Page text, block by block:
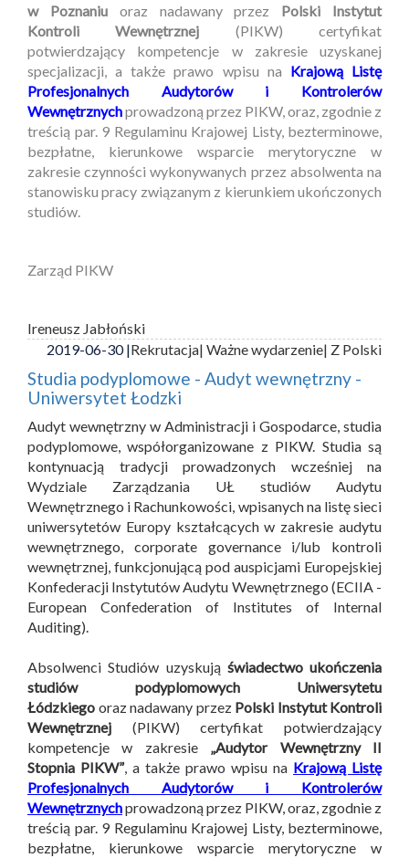
w Poznaniuoraz nadawany przez Polski Instytut
Kontroli Wewnętrznej (PIKW) certyfikat
potwierdzający kompetencje w zakresie uzyskanej
specjalizacji, a także prawo wpisu na Krajową Listę
Profesjonalnych Audytorów i Kontrolerów
Wewnętrznychprowadzoną przez PIKW, oraz, zgodnie z
treścią par. 9 Regulaminu Krajowej Listy, bezterminowe,
bezpłatne, kierunkowe wsparcie merytoryczne w
zakresie czynności wykonywanych przez absolwenta na
stanowisku pracy związanym z kierunkiem ukończonych
studiów.
Zarząd PIKW
Ireneusz Jabłoński
2019-06-30 |Rekrutacja| Ważne wydarzenie| Z Polski
Studia podyplomowe - Audyt wewnętrzny -
Uniwersytet Łodzki
Audyt wewnętrzny w Administracji i Gospodarce, studia
podyplomowe, współorganizowane z PIKW. Studia są
kontynuacją tradycji prowadzonych wcześniej na
Wydziale Zarządzania UŁ studiów Audytu
Wewnętrznego i Rachunkowości, wpisanych na listę sieci
uniwersytetów Europy kształcących w zakresie audytu
wewnętrznego, corporate governance i/lub kontroli
wewnętrznej, funkcjonującą pod auspicjami Europejskiej
Konfederacji Instytutów Audytu Wewnętrznego (ECIIA -
European Confederation of Institutes of Internal
Auditing).
Absolwenci Studiów uzyskują świadectwo ukończenia
studiów podyplomowych Uniwersytetu
Łódzkiego oraz nadawany przez Polski Instytut Kontroli
Wewnętrznej (PIKW) certyfikat potwierdzający
kompetencje w zakresie „Audytor Wewnętrzny II
Stopnia PIKW”, a także prawo wpisu na Krajową Listę
Profesjonalnych Audytorów i Kontrolerów
Wewnętrznychprowadzoną przez PIKW, oraz, zgodnie z
treścią par. 9 Regulaminu Krajowej Listy, bezterminowe,
bezpłatne, kierunkowe wsparcie merytoryczne w